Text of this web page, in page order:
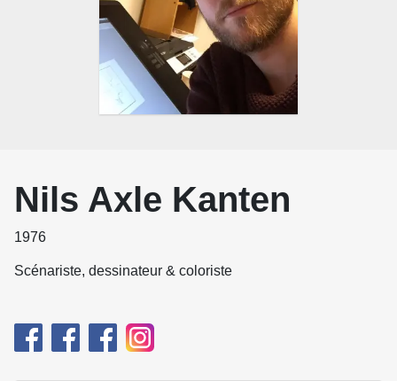
Nils Axle Kanten
1976
Scénariste, dessinateur & coloriste